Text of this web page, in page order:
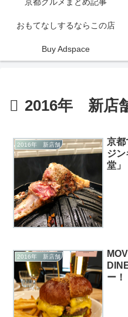
京都グルメまとめ記事
おもてなしするならこの店
Buy Adspace
2016年 新店
2016年 新店舗
京都
ジン
堂」
2016年 新店舗
ー！